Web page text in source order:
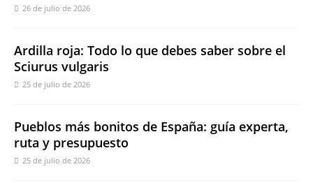
26 de julio de 2026
Ardilla roja: Todo lo que debes saber sobre el
Sciurus vulgaris
25 de julio de 2026
Pueblos más bonitos de España: guía experta,
ruta y presupuesto
25 de julio de 2026